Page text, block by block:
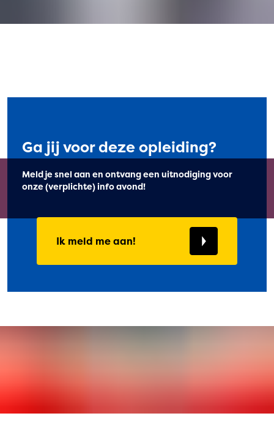
Ga jij voor deze opleiding?
Meld je snel aan en ontvang een uitnodiging voor
onze (verplichte) info avond!
Ik meld me aan!